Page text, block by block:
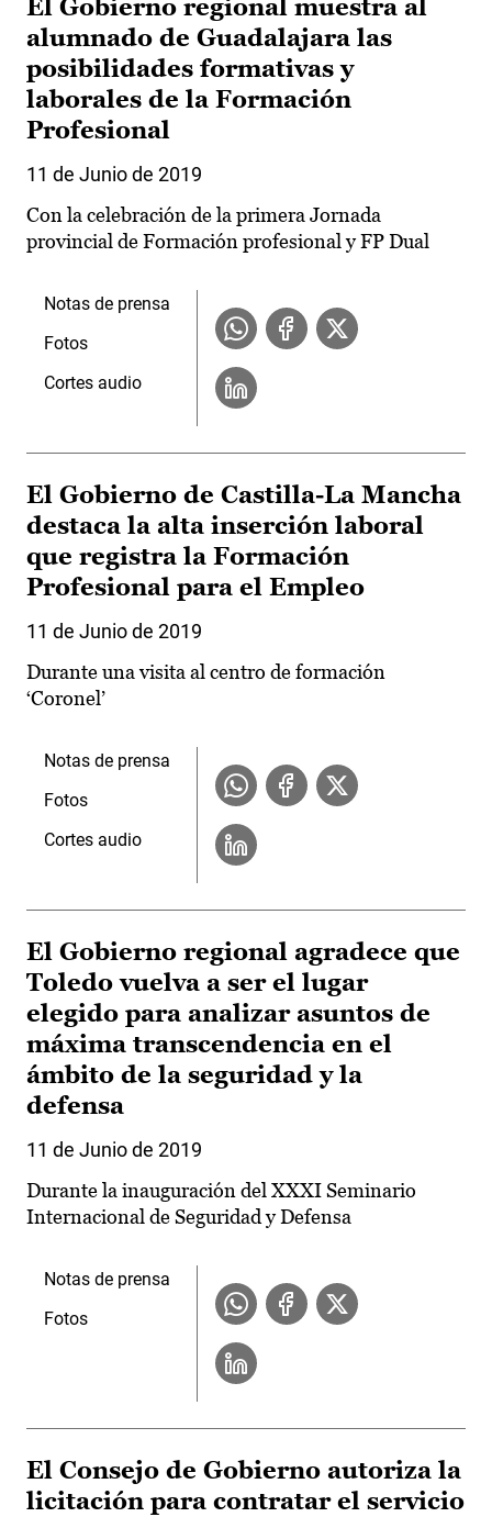
El Gobierno regional muestra al
alumnado de Guadalajara las
posibilidades formativas y
laborales de la Formación
Profesional
11 de Junio de 2019
Con la celebración de la primera Jornada
provincial de Formación profesional y FP Dual
Notas de prensa
Fotos
Cortes audio
El Gobierno de Castilla-La Mancha
destaca la alta inserción laboral
que registra la Formación
Profesional para el Empleo
11 de Junio de 2019
Durante una visita al centro de formación
‘Coronel’
Notas de prensa
Fotos
Cortes audio
El Gobierno regional agradece que
Toledo vuelva a ser el lugar
elegido para analizar asuntos de
máxima transcendencia en el
ámbito de la seguridad y la
defensa
11 de Junio de 2019
Durante la inauguración del XXXI Seminario
Internacional de Seguridad y Defensa
Notas de prensa
Fotos
El Consejo de Gobierno autoriza la
licitación para contratar el servicio